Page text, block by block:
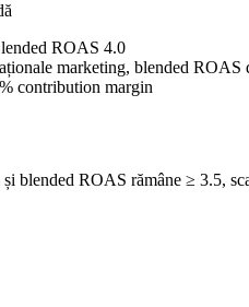
ROAS 4.0
marketing, blended ROAS
contribution margin
ROAS rămâne ≥ 3.5,